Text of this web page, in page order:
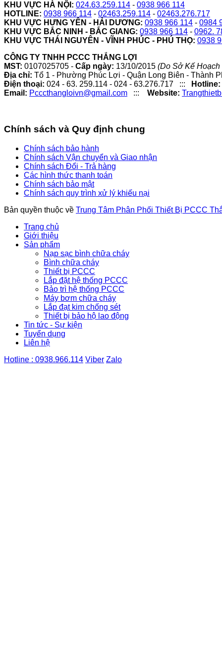
KHU VỰC HÀ NỘI: 024.63.259.114 - 0938 966 114
HOTLINE: 0938 966 114 - 02463.259.114 - 02463.276.717
KHU VỰC HƯNG YÊN - HẢI DƯƠNG: 0938 966 114 - 0984
KHU VỰC BẮC NINH - BẮC GIANG: 0938 966 114 - 0962.
KHU VỰC THÁI NGUYÊN - VĨNH PHÚC - PHÚ THỌ: 0938
CÔNG TY TNHH PCCC THẮNG LỢI
MST: 0107025705 - Cấp ngày: 13/10/2015 (Do Sở Kế
Địa chỉ: Tổ 1 - Phường Phúc Lợi - Quận Long Biên - Thành
Điện thoại: 024 - 63. 259.114 - 024 - 63.276.717 ::: Hotline:
Email: Pcccthangloivn@gmail.com ::: Website:
Chính sách và Quy định chung
Chính sách bảo hành
Chính sách Vận chuyển và Giao nhận
Chính sách Đổi - Trả hàng
Các hình thức thanh toán
Chính sách bảo mật
Chính sách quy trình xử lý khiếu nại
Bản quyền thuộc về Trung Tâm Phân Phối Thiết Bị PCCC
Trang chủ
Giới thiệu
Sản phẩm
Nạp sạc bình chữa cháy
Bình chữa cháy
Thiết bị PCCC
Lắp đặt hệ thống PCCC
Bảo trì hệ thống PCCC
Máy bơm chữa cháy
Lắp đạt kim chống sét
Thiết bị bảo hộ lao động
Tin tức - Sự kiện
Tuyển dụng
Liên hệ
Hotline : 0938.966.114 Viber Zalo